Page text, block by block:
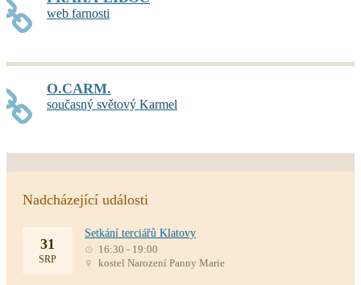
web farnosti
O.CARM.
současný světový Karmel
Nadcházející události
31
SRP
Setkání terciářů Klatovy
16:30 - 19:00
kostel Narození Panny Marie